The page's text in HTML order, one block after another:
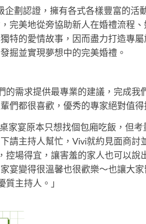
企劃認證，擁有各式各樣豐富的活
完美地從旁協助新人在婚禮流程、
特的愛情故事，因而盡力打造專
掘並實現夢想中的完美婚禮。
的需求提供最專業的建議，完成我
們都很喜歡，優秀的專家絕對值得
家宴原本只想找個包廂吃飯，但考
請主持人幫忙，Vivi就約見面商討
場得宜，讓害羞的家人也可以說
宴變得很溫馨也很歡樂～也讓大
主持人。」